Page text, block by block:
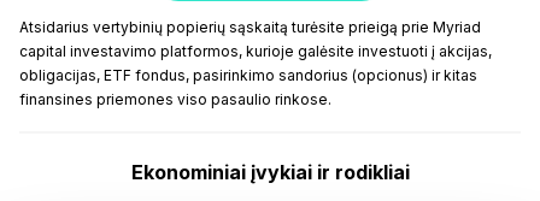
Atsidarius vertybinių popierių sąskaitą turėsite prieigą prie Myriad
capital investavimo platformos, kurioje galėsite investuoti į akcijas,
obligacijas, ETF fondus, pasirinkimo sandorius (opcionus) ir kitas
finansines priemones viso pasaulio rinkose.
Ekonominiai įvykiai ir rodikliai